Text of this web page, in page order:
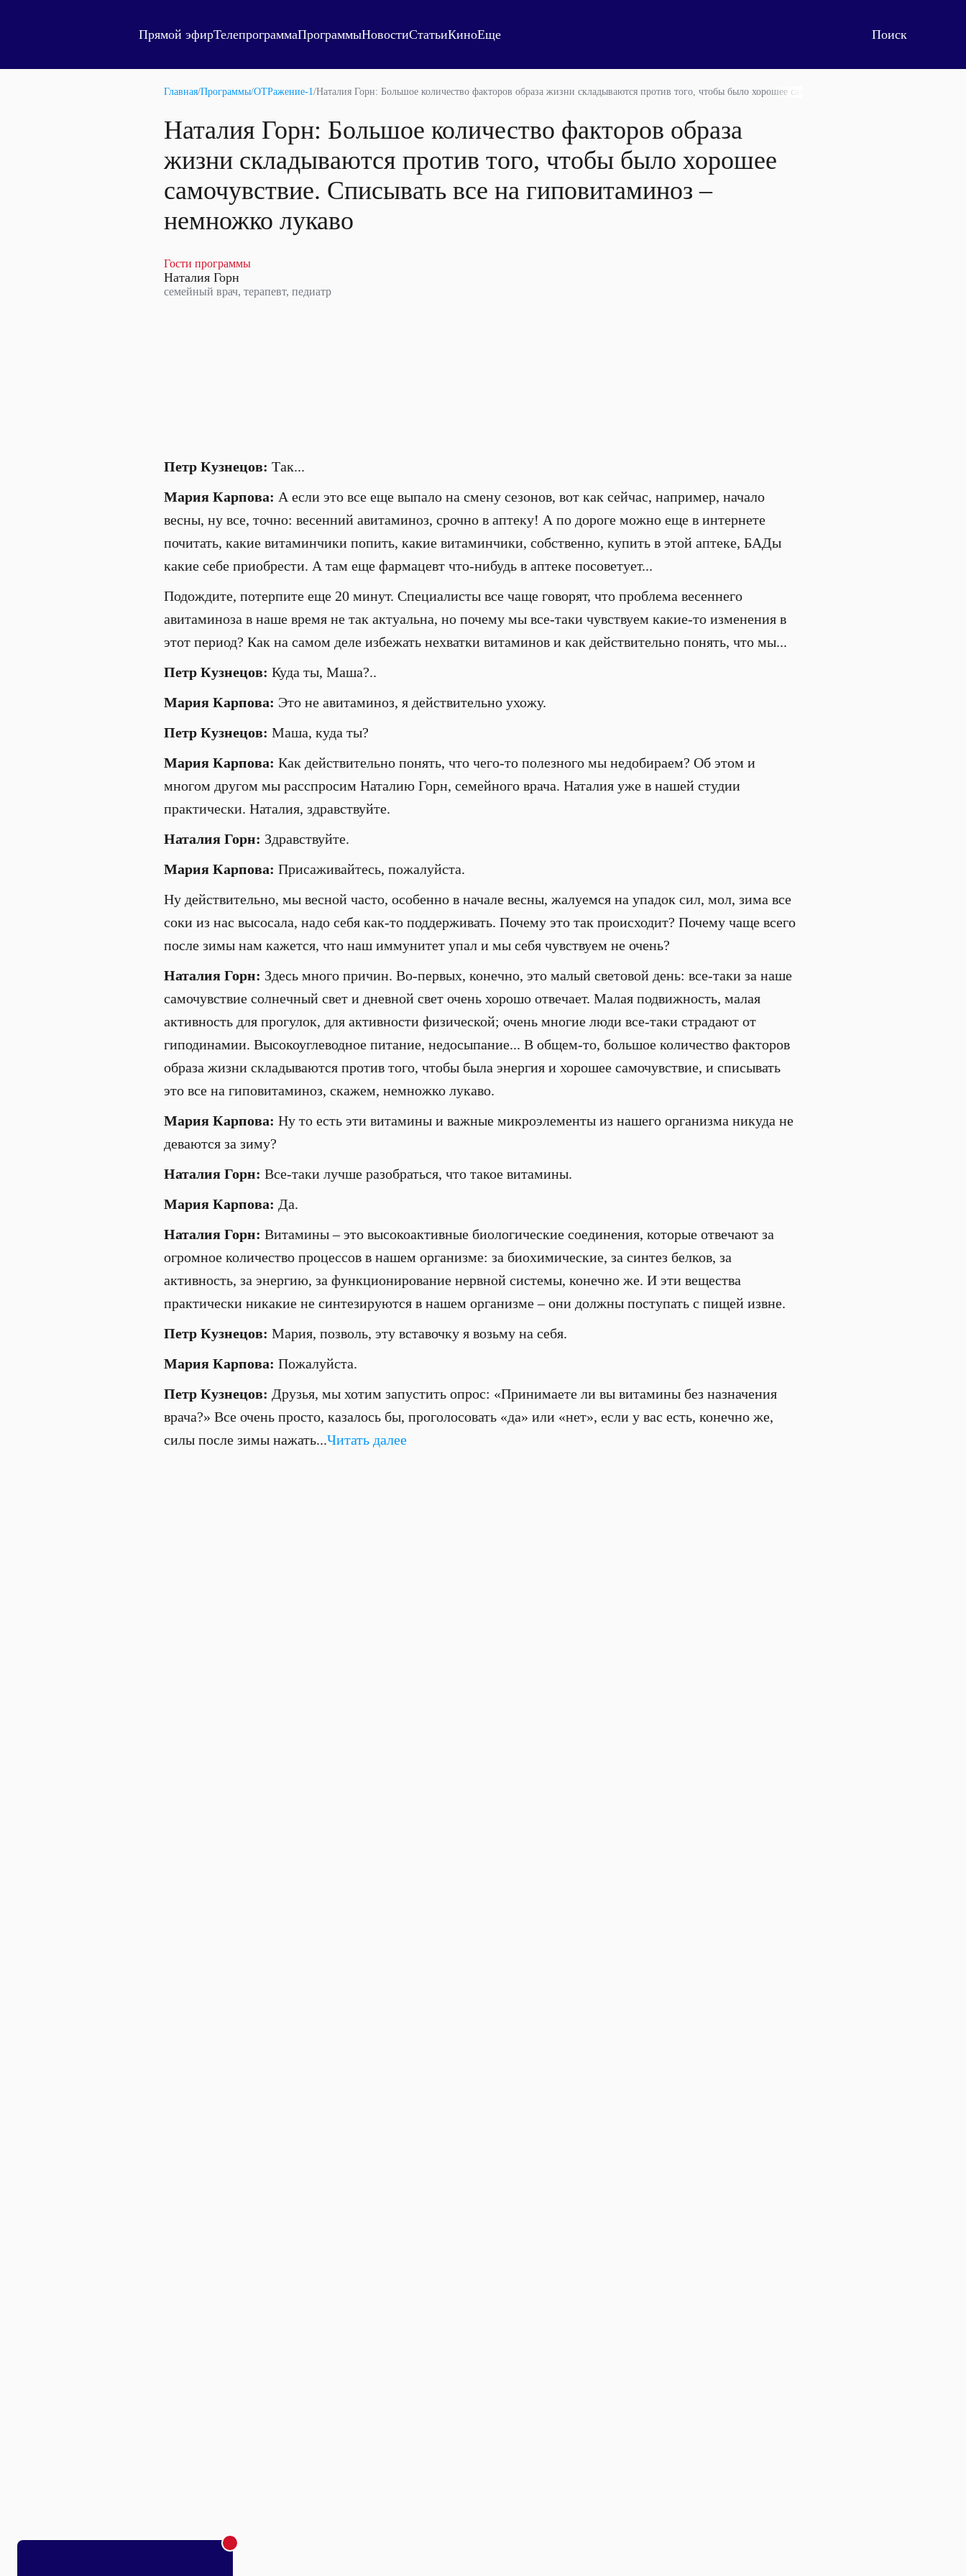
Прямой эфирТелепрограммаПрограммыНовостиСтатьиКиноЕще
Главная/Программы/ОТРажение-1/Наталия Горн: Большое количество факторов образа жизни складываются против того, чтобы было хорошее самочувствие. Списывать все на
Наталия Горн: Большое количество факторов образа
жизни складываются против того, чтобы было хорошее
самочувствие. Списывать все на гиповитаминоз –
немножко лукаво
Гости программы
Наталия Горн
семейный врач, терапевт, педиатр
Петр Кузнецов: Так...
Мария Карпова: А если это все еще выпало на смену сезонов, вот как сейчас, например, начало
весны, ну все, точно: весенний авитаминоз, срочно в аптеку! А по дороге можно еще в интернете
почитать, какие витаминчики попить, какие витаминчики, собственно, купить в этой аптеке, БАДы
какие себе приобрести. А там еще фармацевт что-нибудь в аптеке посоветует...
Подождите, потерпите еще 20 минут. Специалисты все чаще говорят, что проблема весеннего
авитаминоза в наше время не так актуальна, но почему мы все-таки чувствуем какие-то изменения в
этот период? Как на самом деле избежать нехватки витаминов и как действительно понять, что мы...
Петр Кузнецов: Куда ты, Маша?..
Мария Карпова: Это не авитаминоз, я действительно ухожу.
Петр Кузнецов: Маша, куда ты?
Мария Карпова: Как действительно понять, что чего-то полезного мы недобираем? Об этом и
многом другом мы расспросим Наталию Горн, семейного врача. Наталия уже в нашей студии
практически. Наталия, здравствуйте.
Наталия Горн: Здравствуйте.
Мария Карпова: Присаживайтесь, пожалуйста.
Ну действительно, мы весной часто, особенно в начале весны, жалуемся на упадок сил, мол, зима все
соки из нас высосала, надо себя как-то поддерживать. Почему это так происходит? Почему чаще всего
после зимы нам кажется, что наш иммунитет упал и мы себя чувствуем не очень?
Наталия Горн: Здесь много причин. Во-первых, конечно, это малый световой день: все-таки за наше
самочувствие солнечный свет и дневной свет очень хорошо отвечает. Малая подвижность, малая
активность для прогулок, для активности физической; очень многие люди все-таки страдают от
гиподинамии. Высокоуглеводное питание, недосыпание... В общем-то, большое количество факторов
образа жизни складываются против того, чтобы была энергия и хорошее самочувствие, и списывать
это все на гиповитаминоз, скажем, немножко лукаво.
Мария Карпова: Ну то есть эти витамины и важные микроэлементы из нашего организма никуда не
деваются за зиму?
Наталия Горн: Все-таки лучше разобраться, что такое витамины.
Мария Карпова: Да.
Наталия Горн: Витамины – это высокоактивные биологические соединения, которые отвечают за
огромное количество процессов в нашем организме: за биохимические, за синтез белков, за
активность, за энергию, за функционирование нервной системы, конечно же. И эти вещества
практически никакие не синтезируются в нашем организме – они должны поступать с пищей извне.
Петр Кузнецов: Мария, позволь, эту вставочку я возьму на себя.
Мария Карпова: Пожалуйста.
Петр Кузнецов: Друзья, мы хотим запустить опрос: «Принимаете ли вы витамины без назначения
врача?» Все очень просто, казалось бы, проголосовать «да» или «нет», если у вас есть, конечно же,
силы после зимы нажать...Читать далее